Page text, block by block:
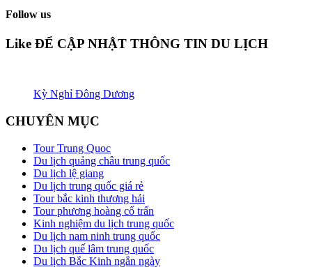
Follow us
Like ĐỂ CẬP NHẬT THÔNG TIN DU LỊCH
Kỳ Nghỉ Đông Dương
CHUYÊN MỤC
Tour Trung Quoc
Du lịch quảng châu trung quốc
Du lịch lệ giang
Du lịch trung quốc giá rẻ
Tour bắc kinh thương hải
Tour phương hoàng cổ trấn
Kinh nghiệm du lịch trung quốc
Du lịch nam ninh trung quốc
Du lịch quế lâm trung quốc
Du lịch Bắc Kinh ngắn ngày